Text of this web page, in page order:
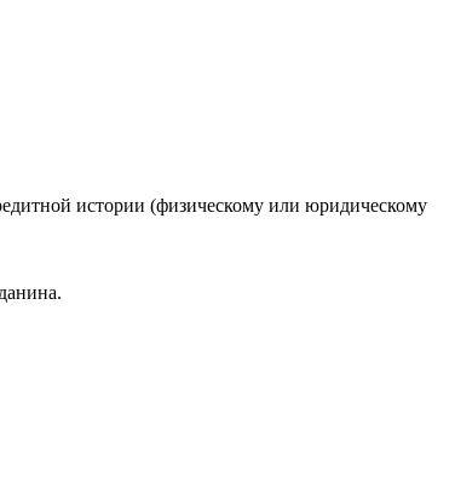
истории (физическому или юридическому